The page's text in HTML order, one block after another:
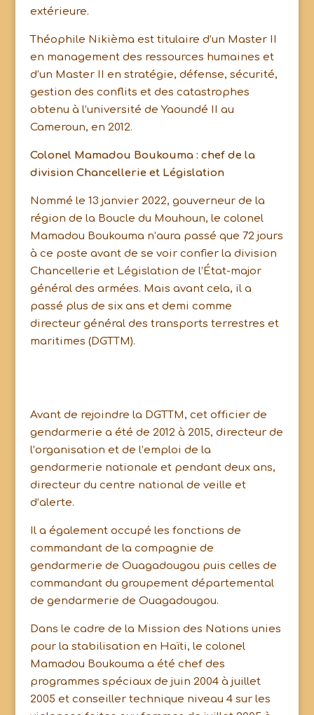
extérieure.
Théophile Nikièma est titulaire d’un Master II
en management des ressources humaines et
d’un Master II en stratégie, défense, sécurité,
gestion des conflits et des catastrophes
obtenu à l’université de Yaoundé II au
Cameroun, en 2012.
Colonel Mamadou Boukouma : chef de la
division Chancellerie et Législation
Nommé le 13 janvier 2022, gouverneur de la
région de la Boucle du Mouhoun, le colonel
Mamadou Boukouma n’aura passé que 72 jours
à ce poste avant de se voir confier la division
Chancellerie et Législation de l’État-major
général des armées. Mais avant cela, il a
passé plus de six ans et demi comme
directeur général des transports terrestres et
maritimes (DGTTM).
Avant de rejoindre la DGTTM, cet officier de
gendarmerie a été de 2012 à 2015, directeur de
l’organisation et de l’emploi de la
gendarmerie nationale et pendant deux ans,
directeur du centre national de veille et
d’alerte.
Il a également occupé les fonctions de
commandant de la compagnie de
gendarmerie de Ouagadougou puis celles de
commandant du groupement départemental
de gendarmerie de Ouagadougou.
Dans le cadre de la Mission des Nations unies
pour la stabilisation en Haïti, le colonel
Mamadou Boukouma a été chef des
programmes spéciaux de juin 2004 à juillet
2005 et conseiller technique niveau 4 sur les